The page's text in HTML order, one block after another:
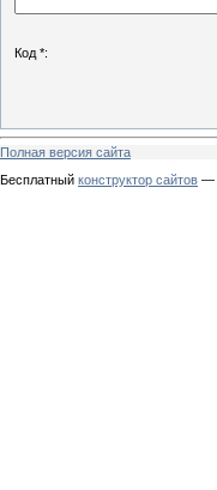
Код *:
Полная версия сайта
Бесплатный конструктор сайтов —